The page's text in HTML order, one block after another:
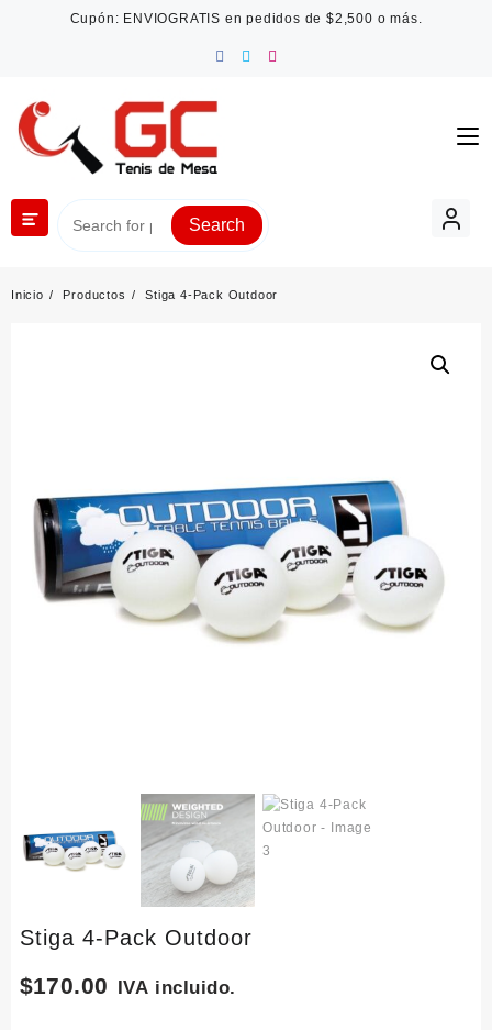
Cupón: ENVIOGRATIS en pedidos de $2,500 o más.
Search
Inicio Productos Stiga 4-Pack Outdoor
Stiga 4-Pack Outdoor
$170.00 IVA incluido.